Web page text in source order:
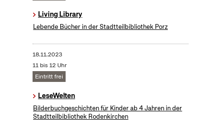
Living Library
Lebende Bücher in der Stadtteilbibliothek Porz
18.11.2023
11 bis 12 Uhr
Eintritt frei
LeseWelten
Bilderbuchgeschichten für Kinder ab 4 Jahren in der
Stadtteilbibliothek Rodenkirchen